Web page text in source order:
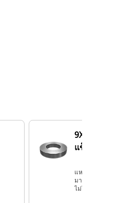
9X-8267: แ
แข็งหนา 2
แหวนรองแข็ง
มาสำหรับตัวยึด
ไม่ให้ตัวยึดจมเ